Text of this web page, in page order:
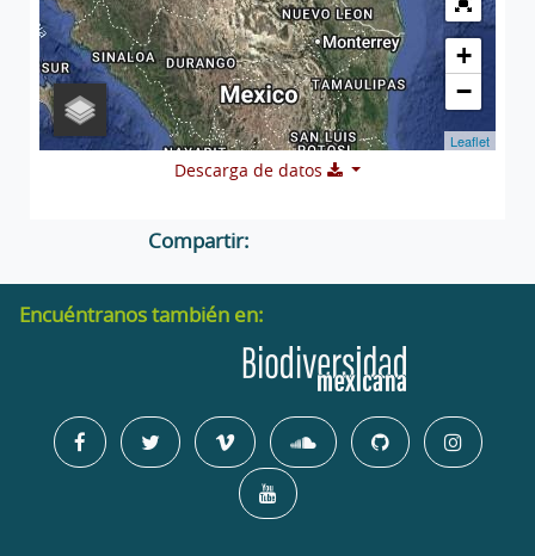
+
−
Leaflet
Descarga de datos
Compartir:
Encuéntranos también en: